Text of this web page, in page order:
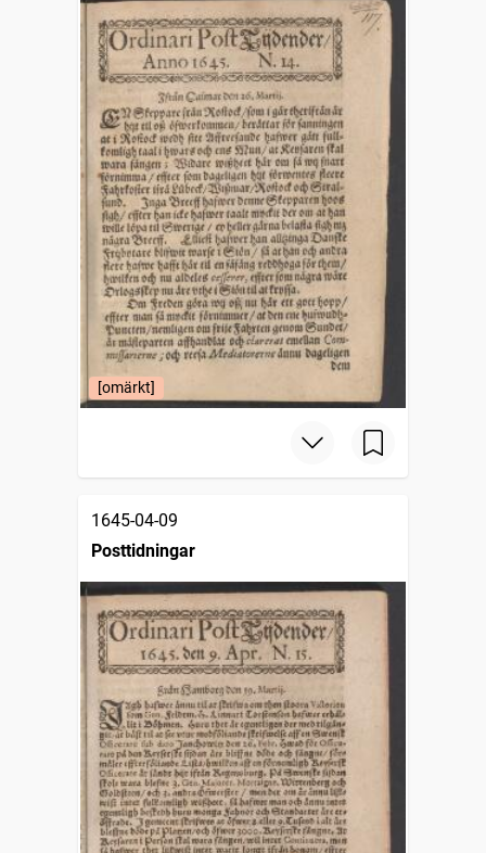
[omärkt]
1645-04-09
Posttidningar